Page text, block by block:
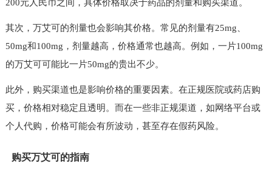
200元人民币之间，具体价格取决于药品的剂量和购买渠道。
其次，万艾可的剂量也会影响其价格。常见的剂量有25mg、
50mg和100mg，剂量越高，价格通常也越高。例如，一片100mg
的万艾可可能比一片50mg的贵出不少。
此外，购买渠道也是影响价格的重要因素。在正规医院或药店购
买，价格相对稳定且透明。而在一些非正规渠道，如网络平台或
个人代购，价格可能会有所波动，甚至存在假药风险。
购买万艾可的指南